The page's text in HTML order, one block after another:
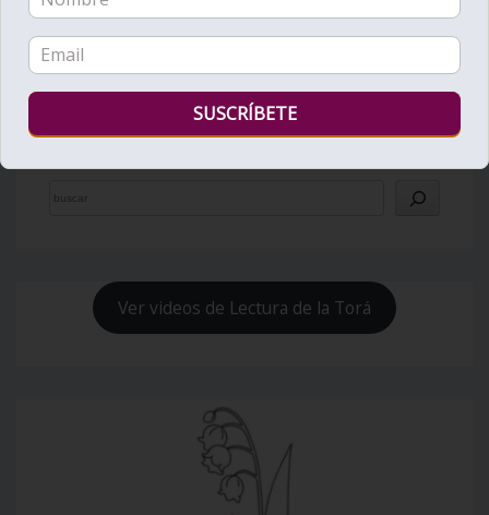
Bienvenido al Zohar
Ver videos de Lectura de la Torá